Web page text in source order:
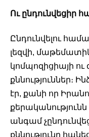
Ու ընդունվեցիր
Ընդունվելու
լեզվի,
կոմպոզիցիայի ու
քննություններ։
էր, քանի որ
անգամ
քննությունը